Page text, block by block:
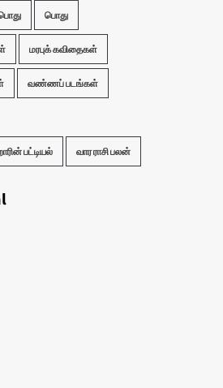
பொது
மரபுக் கவிதைகள்
வண்ணப் படங்கள்
பட்டியல் வார ராசி பலன்